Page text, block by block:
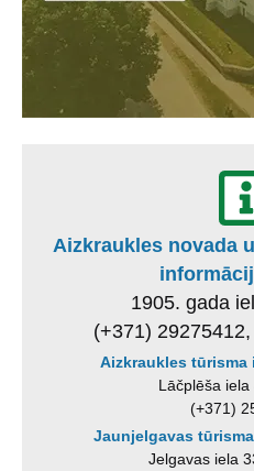
Aizkraukles novada
1905. gada
(+371)
Aizkraukles
Lāčplēša
(+371)
Jaunjelgavas
Jelgavas iela